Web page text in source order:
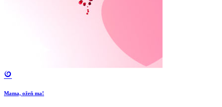
Mama, ožeň ma!